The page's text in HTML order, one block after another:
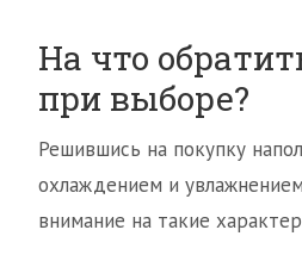
На что
при выборе?
Решившись на покупку
охлаждением и
внимание на такие